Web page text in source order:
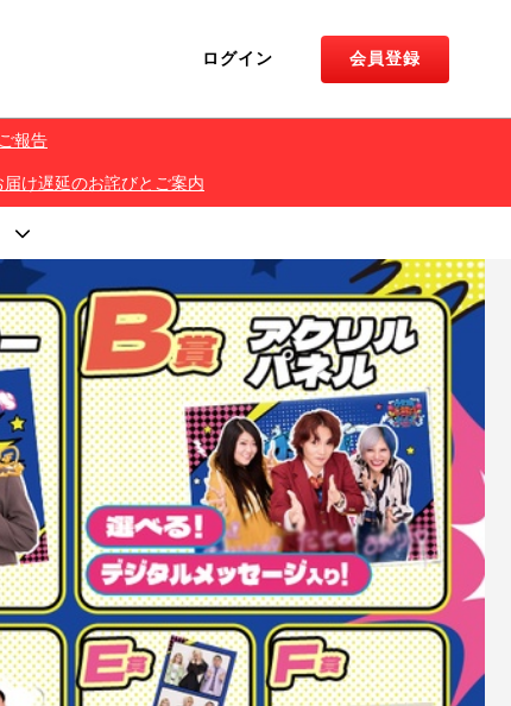
ログイン 会員登録
報告
け遅延のお詫びとご案内
を侵害する行為は禁止しております。